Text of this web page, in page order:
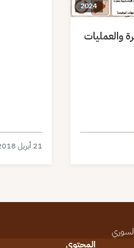
2024
والعمليات
21 أبريل 2018
المحتوى